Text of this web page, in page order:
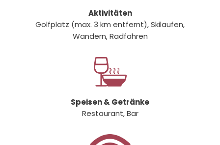
Aktivitäten
Golfplatz (max. 3 km entfernt), Skilaufen,
Wandern, Radfahren
Speisen & Getränke
Restaurant, Bar